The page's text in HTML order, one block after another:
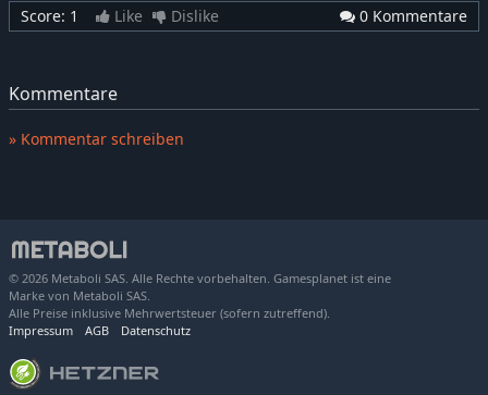
Score: 1 Like Dislike 0 Kommentare
Kommentare
» Kommentar schreiben
© 2026 Metaboli SAS. Alle Rechte vorbehalten. Gamesplanet ist eine
Marke von Metaboli SAS.
Alle Preise inklusive Mehrwertsteuer (sofern zutreffend).
Impressum
AGB Datenschutz